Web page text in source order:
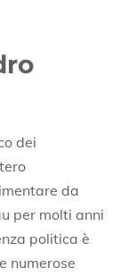
dei
da
per molti anni
politica è
numerose